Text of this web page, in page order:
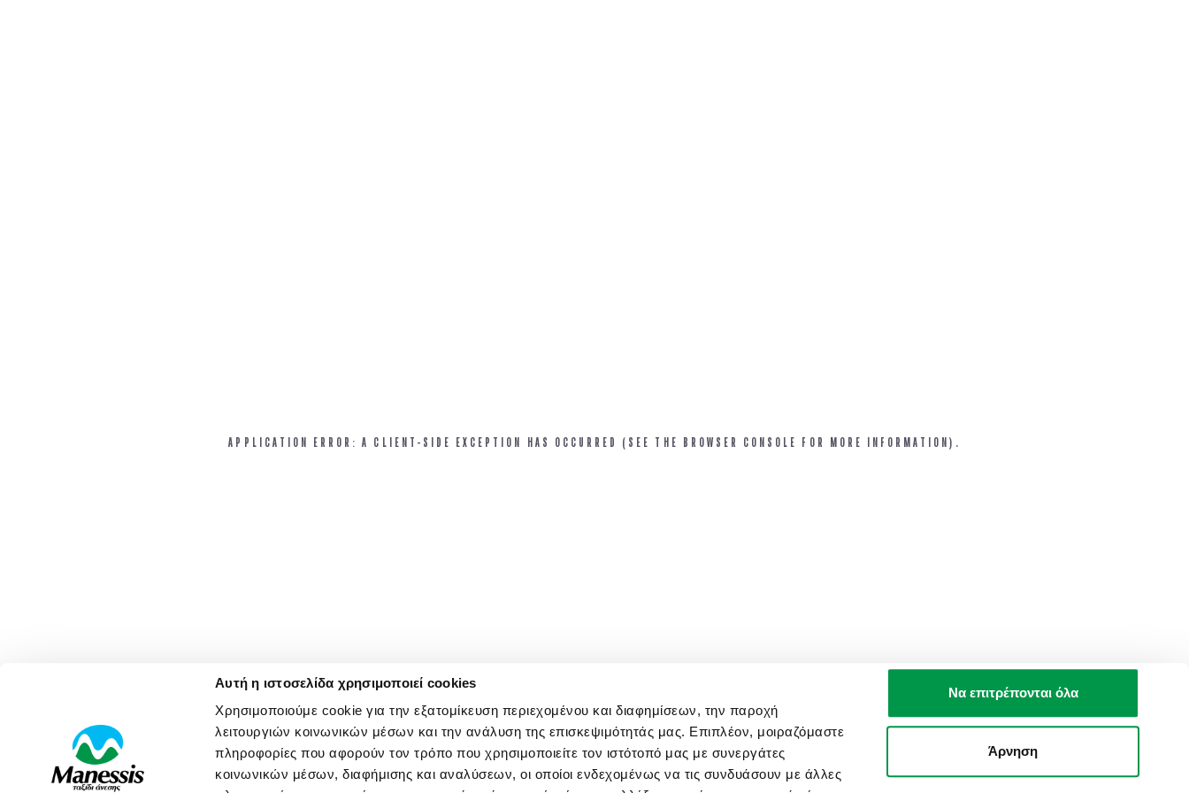
Αυτή η ιστοσελίδα χρησιμοποιεί cookies
Χρησιμοποιούμε cookie για την εξατομίκευση περιεχομένου και διαφημίσεων, την παροχή
λειτουργιών κοινωνικών μέσων και την ανάλυση της επισκεψιμότητάς μας. Επιπλέον, μοιραζόμαστε
πληροφορίες που αφορούν τον τρόπο που χρησιμοποιείτε τον ιστότοπό μας με συνεργάτες
κοινωνικών μέσων, διαφήμισης και αναλύσεων, οι οποίοι ενδεχομένως να τις συνδυάσουν με άλλες
Να επιτρέπονται όλα
Άρνηση
APPLICATION ERROR: A CLIENT-SIDE EXCEPTION HAS OCCURRED (SEE THE BROWSER CONSOLE FOR MORE INFORMATION).